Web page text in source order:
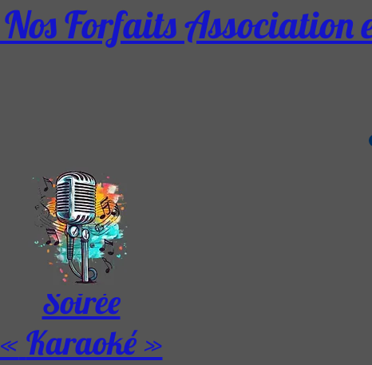
Nos Forfaits Association
Soirée
« Karaoké »